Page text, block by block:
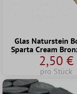
Glas Naturstein
Sparta Cream
2,50 €
pro Stück